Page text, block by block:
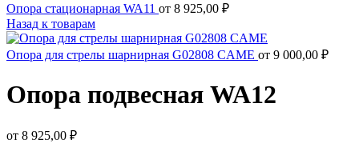
Опора стационарная WA11 от 8 925,00 ₽
Назад к товарам
Опора для стрелы шарнирная G02808 CAME от 9 000,00 ₽
Опора подвесная WA12
от 8 925,00 ₽